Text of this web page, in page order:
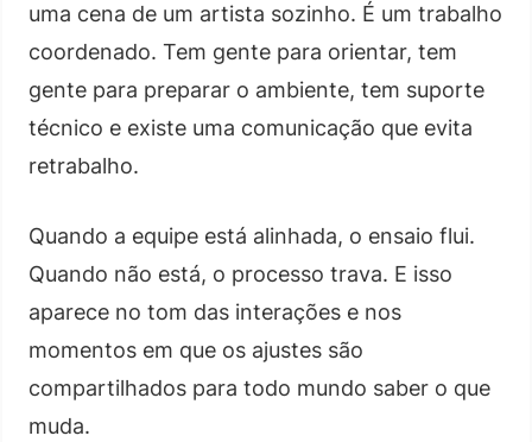
uma cena de um artista sozinho. É um trabalho
coordenado. Tem gente para orientar, tem
gente para preparar o ambiente, tem suporte
técnico e existe uma comunicação que evita
retrabalho.
Quando a equipe está alinhada, o ensaio flui.
Quando não está, o processo trava. E isso
aparece no tom das interações e nos
momentos em que os ajustes são
compartilhados para todo mundo saber o que
muda.